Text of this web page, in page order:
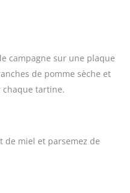
campagne sur une plaque
de pomme sèche et
chaque tartine.
de miel et parsemez de